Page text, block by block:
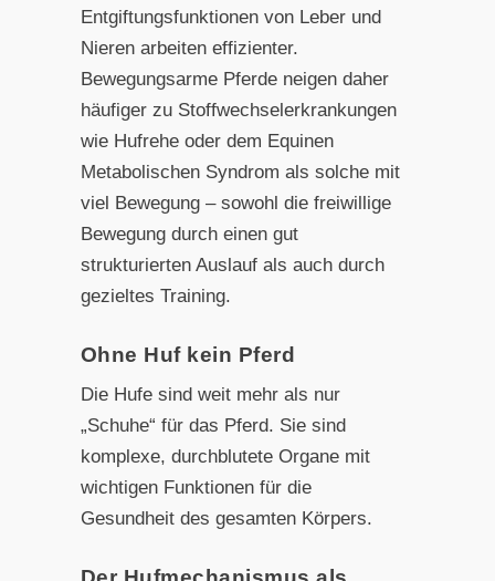
Entgiftungsfunktionen von Leber und
Nieren arbeiten effizienter.
Bewegungsarme Pferde neigen daher
häufiger zu Stoffwechselerkrankungen
wie Hufrehe oder dem Equinen
Metabolischen Syndrom als solche mit
viel Bewegung – sowohl die freiwillige
Bewegung durch einen gut
strukturierten Auslauf als auch durch
gezieltes Training.
Ohne Huf kein Pferd
Die Hufe sind weit mehr als nur
„Schuhe“ für das Pferd. Sie sind
komplexe, durchblutete Organe mit
wichtigen Funktionen für die
Gesundheit des gesamten Körpers.